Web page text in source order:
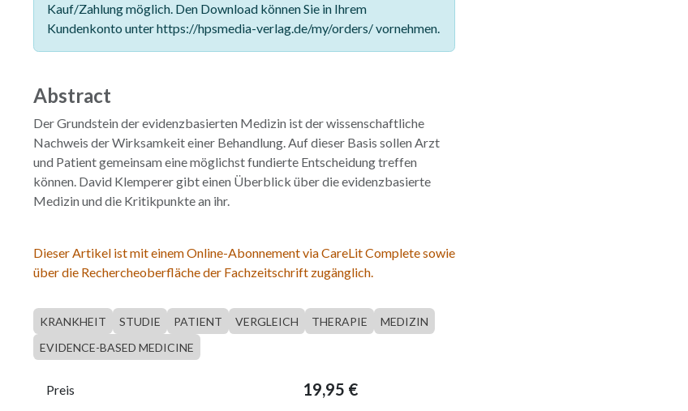
Kauf/Zahlung möglich. Den Download können Sie in Ihrem
Kundenkonto unter https://hpsmedia-verlag.de/my/orders/ vornehmen.
Abstract
Der Grundstein der evidenzbasierten Medizin ist der wissenschaftliche
Nachweis der Wirksamkeit einer Behandlung. Auf dieser Basis sollen Arzt
und Patient gemeinsam eine möglichst fundierte Entscheidung treffen
können. David Klemperer gibt einen Überblick über die evidenzbasierte
Medizin und die Kritikpunkte an ihr.
Dieser Artikel ist mit einem Online-Abonnement via CareLit Complete sowie
über die Rechercheoberfläche der Fachzeitschrift zugänglich.
KRANKHEIT STUDIE PATIENT VERGLEICH THERAPIE
MEDIZIN
EVIDENCE-BASED MEDICINE
Preis 19,95 €